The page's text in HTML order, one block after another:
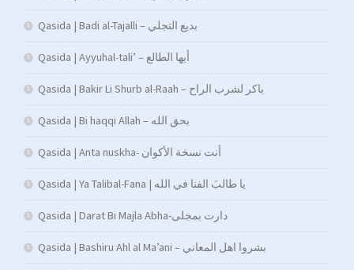
Qasida | Badi al-Tajalli – بديع التجلي
Qasida | Ayyuhal-tali’ – أيها الطالع
Qasida | Bakir Li Shurb al-Raah – باكر لشرب الراح
Qasida | Bi haqqi Allah – بحق الله
Qasida | Anta nuskha- أنت نسخة الأكوان
Qasida | Ya Talibal-Fana | يا طالبَ الفنا في الله
Qasida | Darat Bi Majla Abha-دارت بمجلى
Qasida | Bashiru Ahl al Ma’ani – بشروا اهل المعاني